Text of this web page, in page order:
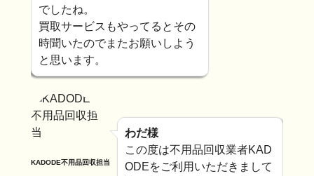
でしたね。
買取サービスもやってるとその
時聞いたのでまたお願いしよう
と思います。
KADODE不用品回収担当
わだ様
この度は不用品回収業者KAD
ODEをご利用いただきまして